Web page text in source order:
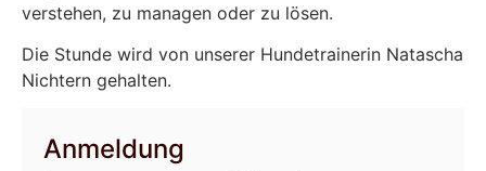
verstehen, zu managen oder zu lösen.
Die Stunde wird von unserer Hundetrainerin Natascha
Nichtern gehalten.
Anmeldung